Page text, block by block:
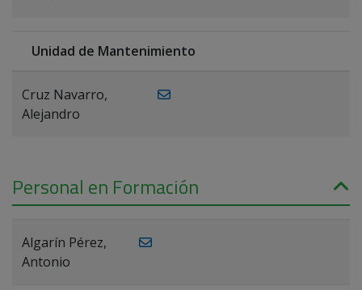
Unidad de Mantenimiento
Cruz Navarro,
Alejandro
Personal en Formación
Algarín Pérez,
Antonio